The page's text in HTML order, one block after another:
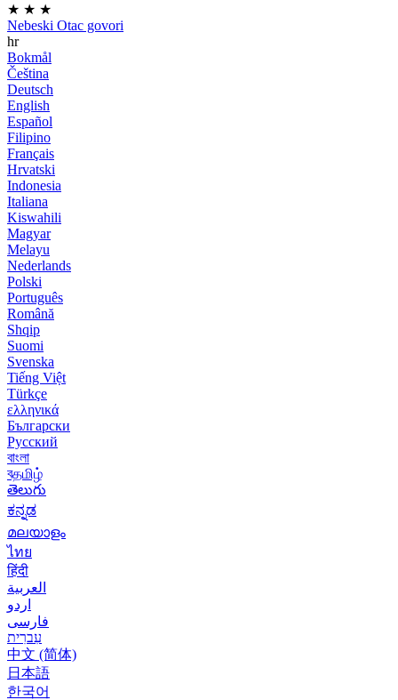
★ ★ ★
Nebeski Otac govori
hr
Bokmål
Čeština
Deutsch
English
Español
Filipino
Français
Hrvatski
Indonesia
Italiana
Kiswahili
Magyar
Melayu
Nederlands
Polski
Português
Română
Shqip
Suomi
Svenska
Tiếng Việt
Türkçe
ελληνικά
Български
Русский
বাংলা
বதமிழ்
తెలుగు
ಕನ್ನಡ
മലയാളം
ไทย
हिंदी
العربية
اردو
فارسی
עִברִית
中文 (简体)
日本語
한국어